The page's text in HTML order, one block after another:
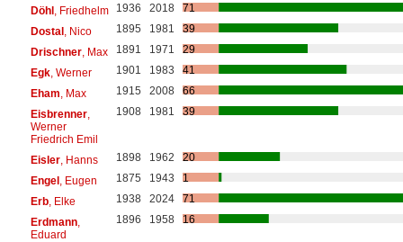
Döhl, Friedhelm 1936 2018
71
Dostal, Nico 1895 1981
39
Drischner, Max 1891 1971
29
Egk, Werner 1901 1983
41
Eham , Max 1915 2008
66
Eisbrenner,
Werner
Friedrich Emil
1908 1981 39
Eisler, Hanns 1898 1962
20
Engel, Eugen 1875 1943
1
Erb, Elke 1938 2024
71
Erdmann,
Eduard
1896 1958 16